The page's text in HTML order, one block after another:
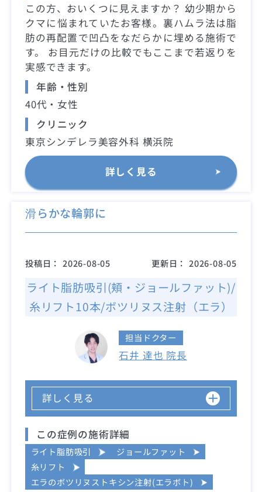
この方、おいくつに見えますか？ 幼少期から
クマに悩まれていたお客様。裏ハムラ法は脂
肪の再配置で凹凸をなだらかに埋める施術で
す。 お目元だけの比較でもここまで若返りを
実感できます。
年齢・性別
40代・女性
クリニック
東京シンデレラ美容外科 横浜院
詳しく見る
滑らかな輪郭に
投稿日： 2026-08-05 更新日： 2026-08-05
ライト脂肪吸引(頬・ジョールファット)/
糸リフト10本/ボツリヌス注射（エラ）
担当ドクター
石井 達也 院長
詳しく見る
この症例の施術詳細
ライト脂肪吸引
ジョールファット
糸リフト
エラのボツリヌストキシン注射(エラボト)